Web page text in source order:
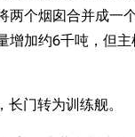
两个烟囱合并成一
增加约6千吨，但
门转为训练舰。